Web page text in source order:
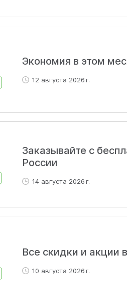
Экономия в этом
12 августа 2026 г.
Заказывайте с
России
14 августа 2026 г.
Все скидки и акции
10 августа 2026 г.